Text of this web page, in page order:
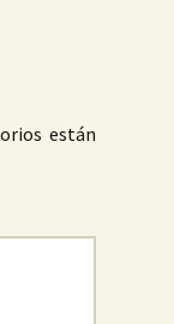
están